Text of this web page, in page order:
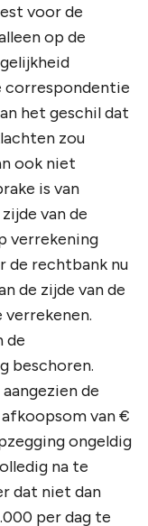
voor de
op de
correspondentie
het geschil dat
zou
ook niet
is van
van de
verrekening
de rechtbank nu
de zijde van de
de
beschoren.
de
van €
ongeldig
na te
dat niet dan
per dag te